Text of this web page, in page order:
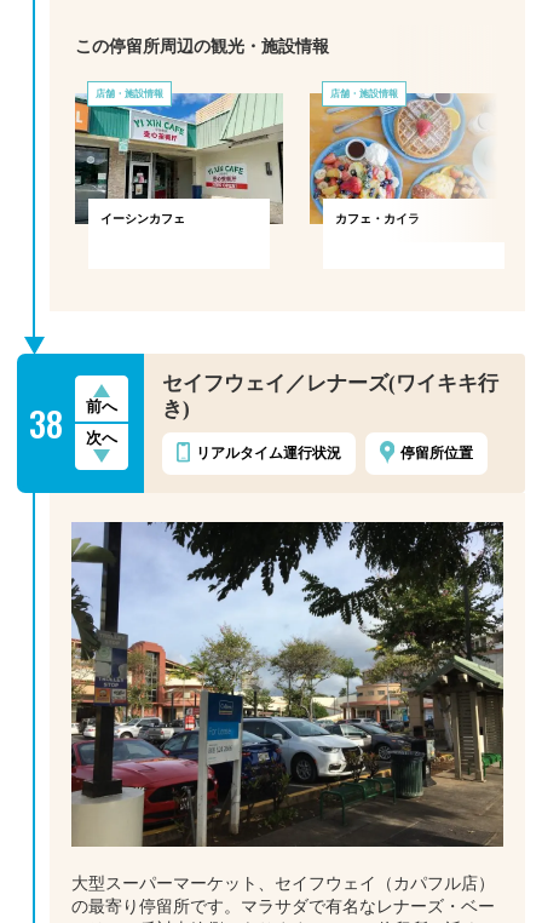
この停留所周辺の観光・施設情報
店舗・施設情報
イーシンカフェ
店舗・施設情報
カフェ・カイラ
38
前へ
次へ
セイフウェイ／レナーズ(ワイキキ行
き)
リアルタイム運行状況 停留所位置
大型スーパーマーケット、セイフウェイ（カパフル店）
の最寄り停留所です。マラサダで有名なレナーズ・ベー